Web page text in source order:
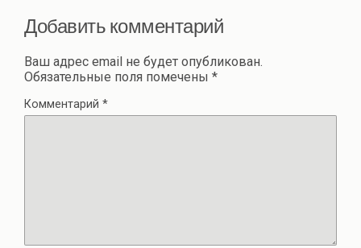
Добавить комментарий
Ваш адрес email не будет опубликован.
Обязательные поля помечены *
Комментарий *